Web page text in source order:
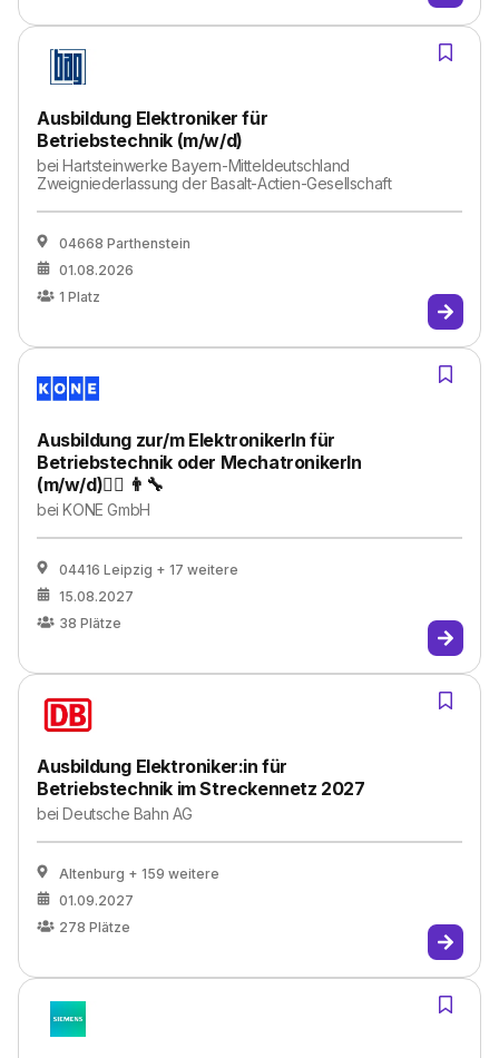
Ausbildung Elektroniker für
Betriebstechnik (m/w/d)
beiHartsteinwerke Bayern-Mitteldeutschland
Zweigniederlassung der Basalt-Actien-Gesellschaft
04668 Parthenstein
01.08.2026
1 Platz
Ausbildung zur/m ElektronikerIn für
Betriebstechnik oder MechatronikerIn
(m/w/d)👷‍♀️ 👨‍🔧
beiKONE GmbH
04416 Leipzig + 17 weitere
15.08.2027
38 Plätze
Ausbildung Elektroniker:in für
Betriebstechnik im Streckennetz 2027
beiDeutsche Bahn AG
Altenburg + 159 weitere
01.09.2027
278 Plätze